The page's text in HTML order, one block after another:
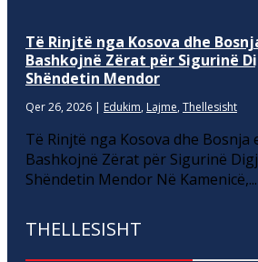
Të Rinjtë nga Kosova dhe
Bashkojnë Zërat për Sigurinë
Shëndetin Mendor
Qer 26, 2026 | Edukim, Lajme, Thellesisht
Të Rinjtë nga Kosova dhe Bosnja
Bashkojnë Zërat për Sigurinë
Shëndetin Mendor Në Kamenicë,...
THELLESISHT